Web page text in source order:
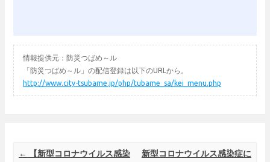
情報提供元：防災つばめ～ル
「防災つばめ～ル」の配信登録は以下のURLから。
http://www.city-tsubame.jp/php/tubame_sa/kei_menu.php
Post navigation
←
【新型コロナウイルス感染
新型コロナウイルス感染症に